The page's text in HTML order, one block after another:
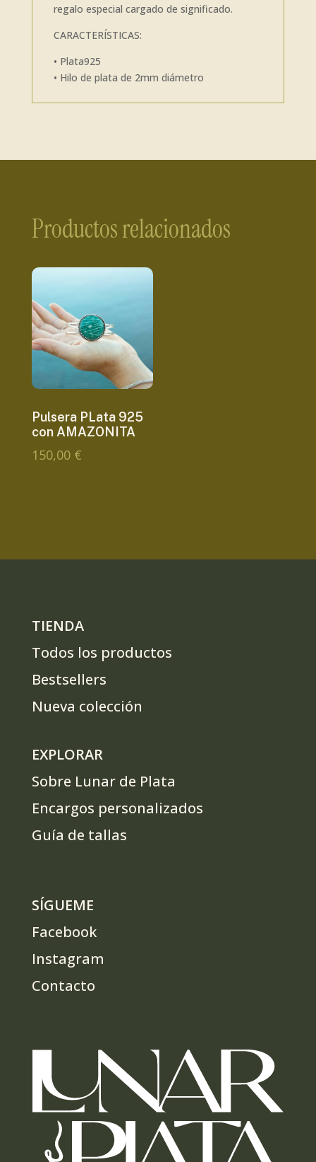
regalo especial cargado de significado.
CARACTERÍSTICAS:
• Plata925
• Hilo de plata de 2mm diámetro
Productos relacionados
Pulsera PLata 925
con AMAZONITA
150,00 €
TIENDA
Todos los productos
Bestsellers
Nueva colección
EXPLORAR
Sobre Lunar de Plata
Encargos personalizados
Guía de tallas
SÍGUEME
Facebook
Instagram
Contacto